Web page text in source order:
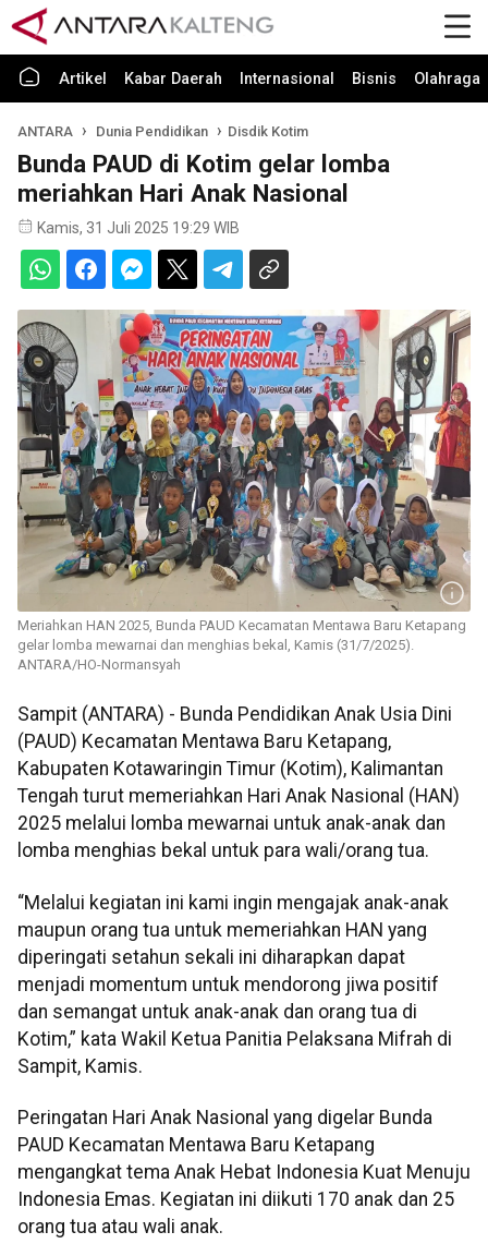
Artikel Kabar Daerah Internasional Bisnis Olahraga
ANTARA Dunia Pendidikan Disdik Kotim
Bunda PAUD di Kotim gelar lomba
meriahkan Hari Anak Nasional
Kamis, 31 Juli 2025 19:29 WIB
Meriahkan HAN 2025, Bunda PAUD Kecamatan Mentawa Baru Ketapang
gelar lomba mewarnai dan menghias bekal, Kamis (31/7/2025).
ANTARA/HO-Normansyah
Sampit (ANTARA) - Bunda Pendidikan Anak Usia Dini
(PAUD) Kecamatan Mentawa Baru Ketapang,
Kabupaten Kotawaringin Timur (Kotim), Kalimantan
Tengah turut memeriahkan Hari Anak Nasional (HAN)
2025 melalui lomba mewarnai untuk anak-anak dan
lomba menghias bekal untuk para wali/orang tua.
“Melalui kegiatan ini kami ingin mengajak anak-anak
maupun orang tua untuk memeriahkan HAN yang
diperingati setahun sekali ini diharapkan dapat
menjadi momentum untuk mendorong jiwa positif
dan semangat untuk anak-anak dan orang tua di
Kotim,” kata Wakil Ketua Panitia Pelaksana Mifrah di
Sampit, Kamis.
Peringatan Hari Anak Nasional yang digelar Bunda
PAUD Kecamatan Mentawa Baru Ketapang
mengangkat tema Anak Hebat Indonesia Kuat Menuju
Indonesia Emas. Kegiatan ini diikuti 170 anak dan 25
orang tua atau wali anak.